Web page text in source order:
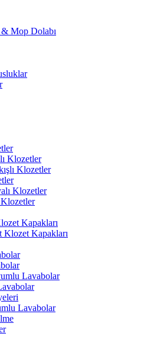
& Mop Dolabı
Klozetler
Klozetler
Klozetler
Kapakları
Klozet Kapakları
Lavabolar
Lavabolar